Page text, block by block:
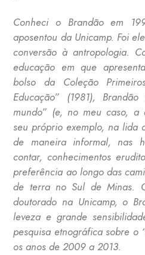
Conheci o Brandão em
aposentou da Unicamp. Foi
conversão à antropologia.
educação em que
bolso da Coleção
Educação” (1981),
mundo” (e, no meu caso,
seu próprio exemplo, na lida
de maneira informal, nas
contar, conhecimentos
preferência ao longo das
de terra no Sul de Minas.
doutorado na Unicamp, o
leveza e grande
pesquisa etnográfica sobre o
os anos de 2009 a 2013.